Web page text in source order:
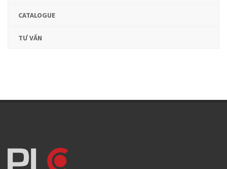
CATALOGUE
TƯ VẤN